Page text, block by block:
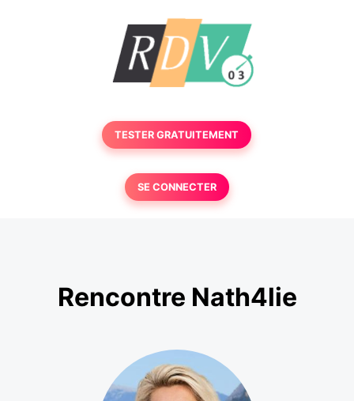
TESTER GRATUITEMENT
SE CONNECTER
Rencontre Nath4lie